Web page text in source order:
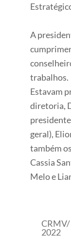
A
trabalhos.
Estavam
diretoria,
geral),
também
Cassia
Melo e
CRMV/
2022